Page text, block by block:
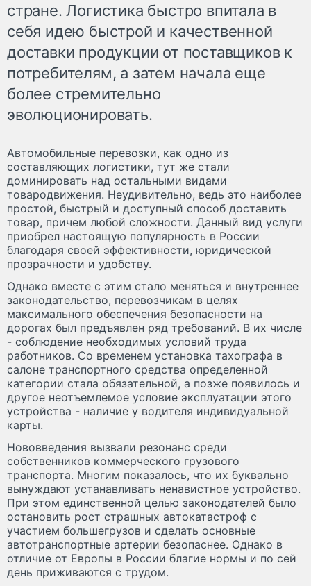
стране. Логистика быстро впитала в
себя идею быстрой и качественной
доставки продукции от поставщиков к
потребителям, а затем начала еще
более стремительно
эволюционировать.
Автомобильные перевозки, как одно из
составляющих логистики, тут же стали
доминировать над остальными видами
товародвижения. Неудивительно, ведь это наиболее
простой, быстрый и доступный способ доставить
товар, причем любой сложности. Данный вид услуги
приобрел настоящую популярность в России
благодаря своей эффективности, юридической
прозрачности и удобству.
Однако вместе с этим стало меняться и внутреннее
законодательство, перевозчикам в целях
максимального обеспечения безопасности на
дорогах был предъявлен ряд требований. В их числе
- соблюдение необходимых условий труда
работников. Со временем установка тахографа в
салоне транспортного средства определенной
категории стала обязательной, а позже появилось и
другое неотъемлемое условие эксплуатации этого
устройства - наличие у водителя индивидуальной
карты.
Нововведения вызвали резонанс среди
собственников коммерческого грузового
транспорта. Многим показалось, что их буквально
вынуждают устанавливать ненавистное устройство.
При этом единственной целью законодателей было
остановить рост страшных автокатастроф с
участием большегрузов и сделать основные
автотранспортные артерии безопаснее. Однако в
отличие от Европы в России благие нормы и по сей
день приживаются с трудом.